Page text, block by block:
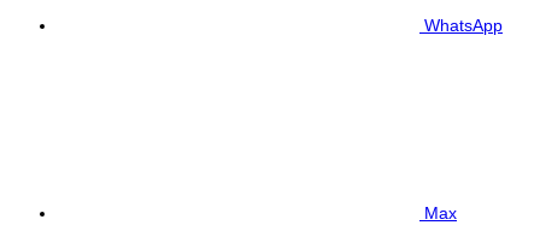
WhatsApp
Max